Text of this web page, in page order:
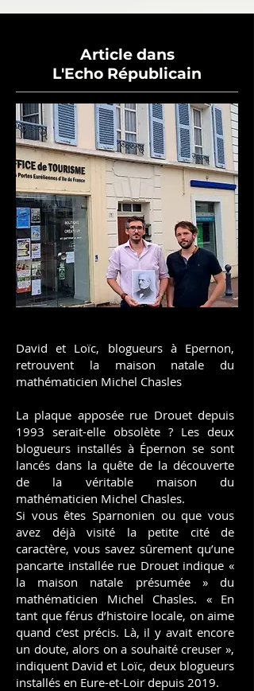
Article dans
L'Echo Républicain
David et Loïc, blogueurs à Epernon,
retrouvent la maison natale du
mathématicien Michel Chasles
La plaque apposée rue Drouet depuis
1993 serait-elle obsolète ? Les deux
blogueurs installés à Épernon se sont
lancés dans la quête de la découverte
de la véritable maison du
mathématicien Michel Chasles.
​Si vous êtes Sparnonien ou que vous
avez déjà visité la petite cité de
caractère, vous savez sûrement qu’une
pancarte installée rue Drouet indique «
la maison natale présumée » du
mathématicien Michel Chasles. « En
tant que férus d’histoire locale, on aime
quand c’est précis. Là, il y avait encore
un doute, alors on a souhaité creuser »,
indiquent David et Loïc, deux blogueurs
installés en Eure-et-Loir depuis 2019.